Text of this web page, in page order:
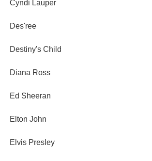
Cyndi Lauper
Des'ree
Destiny's Child
Diana Ross
Ed Sheeran
Elton John
Elvis Presley